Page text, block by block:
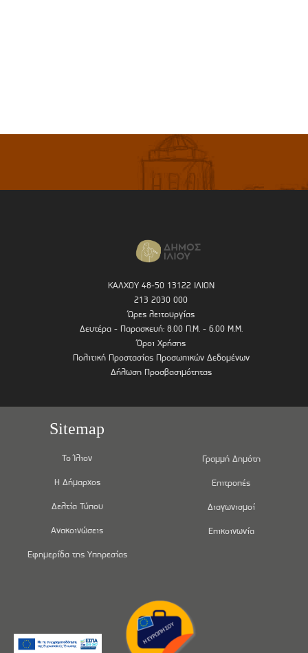
ΚΑΛΧΟΥ 48-50 13122 ΙΛΙΟΝ
213 2030 000
Ώρες λειτουργίας
Δευτέρα - Παρασκευή: 8.00 Π.Μ. - 6.00 Μ.Μ.
Όροι Χρήσης
Πολιτική Προστασίας Προσωπικών Δεδομένων
Δήλωση Προσβασιμότητας
Sitemap
Το Ίλιον
Η Δήμαρχος
Δελτία Τύπου
Ανακοινώσεις
Εφημερίδα της Υπηρεσίας
Γραμμή Δημότη
Επιτροπές
Διαγωνισμοί
Επικοινωνία